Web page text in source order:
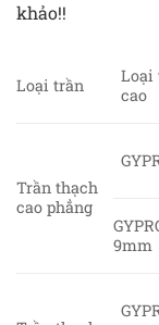
khảo!!
Loại trần
Loại
cao
Trần thạch
cao phẳng
9mm